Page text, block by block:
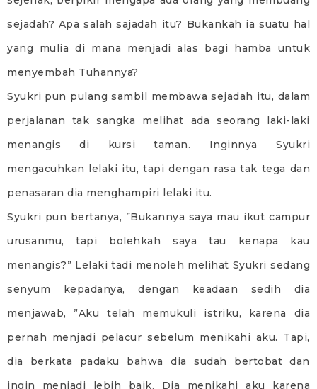
sejadah? Apa salah sajadah itu? Bukankah ia suatu hal
yang mulia di mana menjadi alas bagi hamba untuk
menyembah Tuhannya?
Syukri pun pulang sambil membawa sejadah itu, dalam
perjalanan tak sangka melihat ada seorang laki-laki
menangis di kursi taman. Inginnya Syukri
mengacuhkan lelaki itu, tapi dengan rasa tak tega dan
penasaran dia menghampiri lelaki itu.
Syukri pun bertanya, ”Bukannya saya mau ikut campur
urusanmu, tapi bolehkah saya tau kenapa kau
menangis?” Lelaki tadi menoleh melihat Syukri sedang
senyum kepadanya, dengan keadaan sedih dia
menjawab, ”Aku telah memukuli istriku, karena dia
pernah menjadi pelacur sebelum menikahi aku. Tapi,
dia berkata padaku bahwa dia sudah bertobat dan
ingin menjadi lebih baik. Dia menikahi aku karena